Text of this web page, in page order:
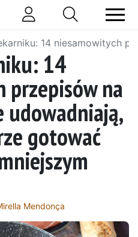
14 niesamowitych
14
przepisów na
gotować
Mendonça